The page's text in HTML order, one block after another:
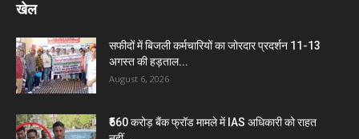
खेल
सफीदों में बिजली कर्मचारियों का जोरदार प्रदर्शन 11-13
अगस्त की हड़ताल...
August 6, 2026
₹560 करोड़ बैंक फ्रॉड मामले में IAS अधिकारी को राहत